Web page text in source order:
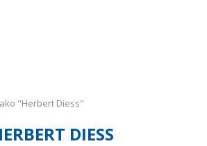
"Herbert Diess"
DIESS